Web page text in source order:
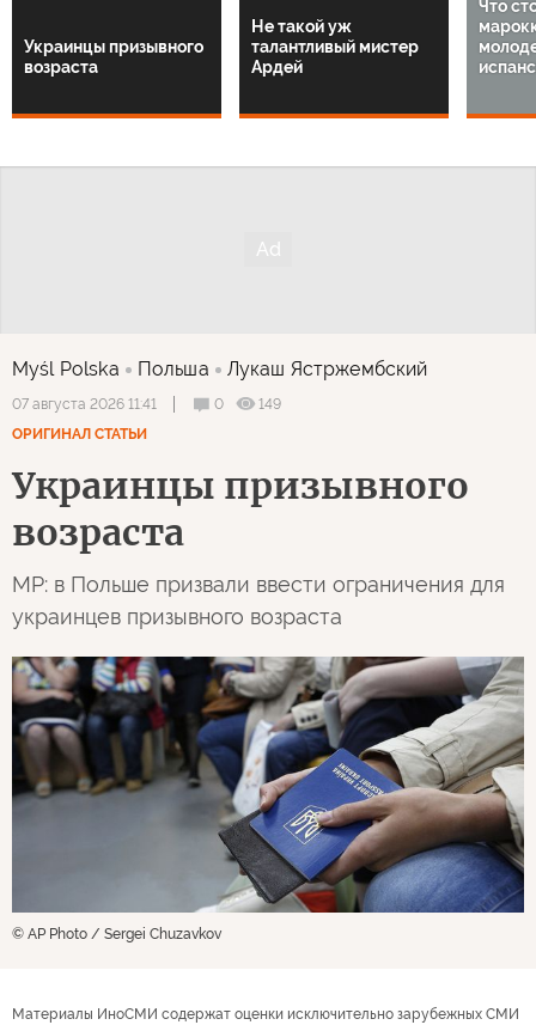
Украинцы призывного
возраста
Не такой уж
талантливый мистер
Ардей
Что
Myśl Polska Польша Лукаш Ястржембский
07 августа 2026 11:41 0
149
ОРИГИНАЛ СТАТЬИ
Украинцы призывного
возраста
MP: в Польше призвали ввести ограничения для
украинцев призывного возраста
© AP Photo / Sergei Chuzavkov
Материалы ИноСМИ содержат оценки исключительно зарубежных СМИ